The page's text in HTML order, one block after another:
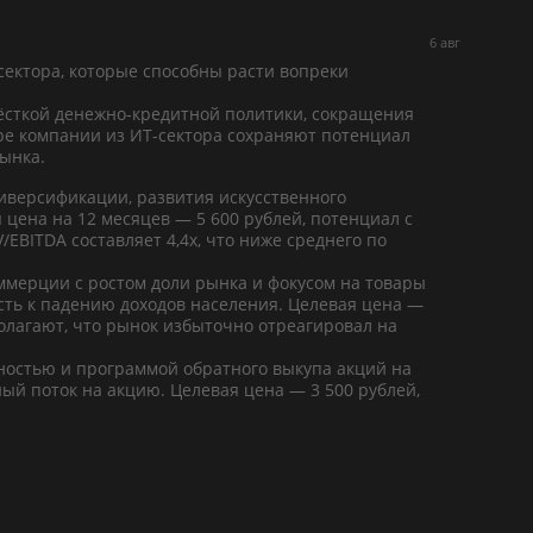
которые способны расти вопреки
денежно-кредитной политики, сокращения
компании из ИТ-сектора сохраняют потенциал
развития искусственного
цена на 12 месяцев — 5 600 рублей, потенциал с
составляет 4,4х, что ниже среднего по
с ростом доли рынка и фокусом на товары
к падению доходов населения. Целевая цена —
что рынок избыточно отреагировал на
и программой обратного выкупа акций на
поток на акцию. Целевая цена — 3 500 рублей,
6 авг